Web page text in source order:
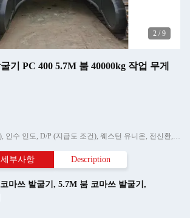
2 / 9
기 PC 400 5.7M 붐 40000kg 작업 무게
지불 조건: L/C (신용장), 인수 인도, D/P (지급도 조건), 웨스턴 유니온, 전신환, 머니그램
세부사항 Description
마쓰 발굴기 , 5.7M 붐 코마쓰 발굴기 ,